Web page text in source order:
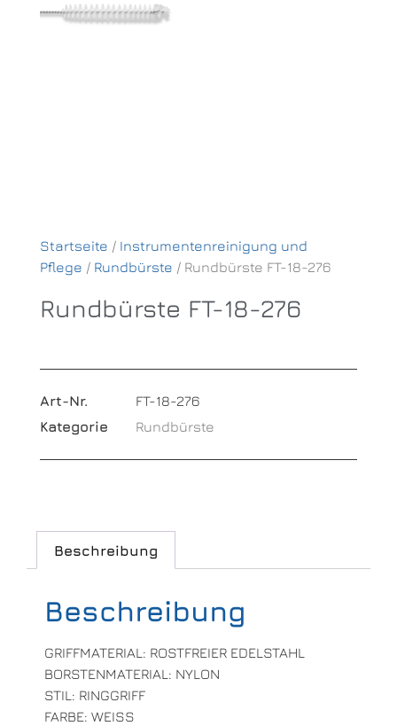
Startseite / Instrumentenreinigung und
Pflege / Rundbürste / Rundbürste FT-18-276
Rundbürste FT-18-276
Art-Nr.
FT-18-276
Kategorie
Rundbürste
Beschreibung
Beschreibung
GRIFFMATERIAL: ROSTFREIER EDELSTAHL
BORSTENMATERIAL: NYLON
STIL: RINGGRIFF
FARBE: WEISS